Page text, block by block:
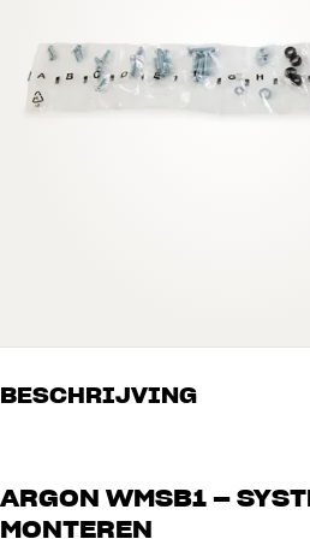
BESCHRIJVING
ARGON WMSB1 –
MONTEREN